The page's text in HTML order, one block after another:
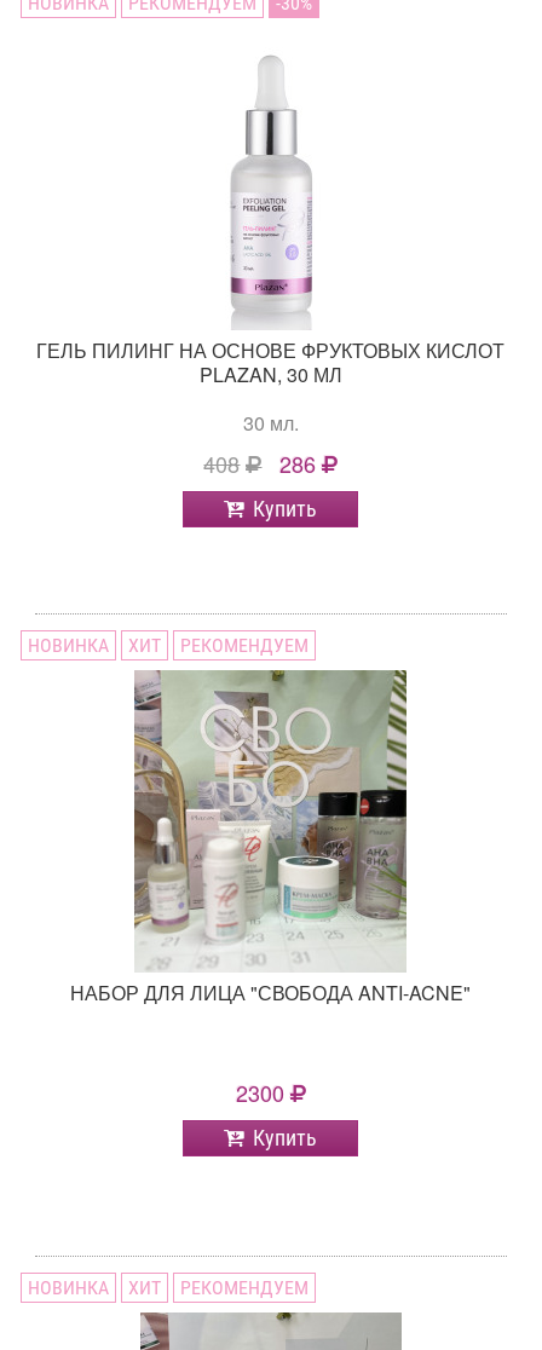
ГЕЛЬ ПИЛИНГ НА ОСНОВЕ ФРУКТОВЫХ КИСЛОТ
PLAZAN, 30 МЛ
30 мл.
408 286
Купить
НОВИНКА ХИТ РЕКОМЕНДУЕМ
НАБОР ДЛЯ ЛИЦА "СВОБОДА ANTI-ACNE"
2300
Купить
НОВИНКА ХИТ РЕКОМЕНДУЕМ